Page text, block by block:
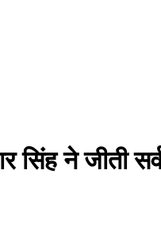
ने जीती